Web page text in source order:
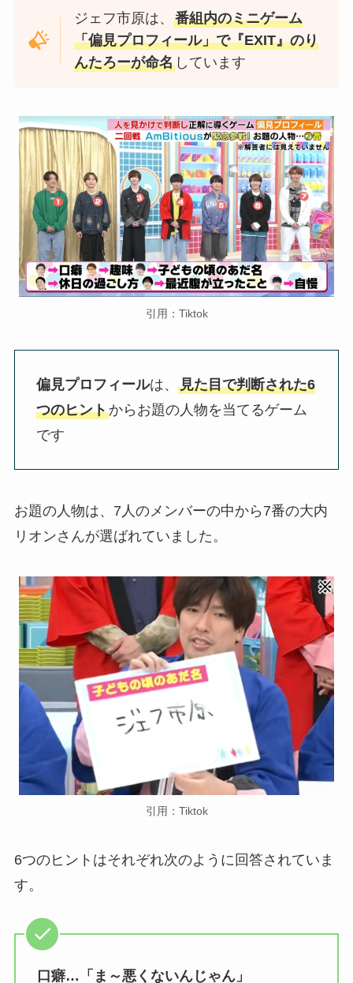
ジェフ市原は、番組内のミニゲーム
「偏見プロフィール」で『EXIT』のり
んたろーが命名 しています
引用：Tiktok
偏見プロフィールは、 見た目で判断された6
つのヒントからお題の人物を当てるゲーム
です
お題の人物は、7人のメンバーの中から7番の大内
リオンさんが選ばれていました。
引用：Tiktok
6つのヒントはそれぞれ次のように回答されていま
す。
口癖…「ま～悪くないんじゃん」